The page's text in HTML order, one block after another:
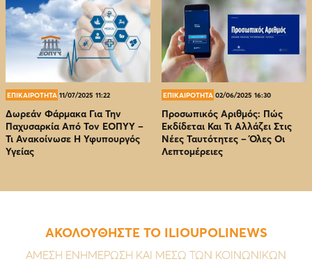
ΕΠΙΚΑΙΡΟΤΗΤΑ 11/07/2025 11:22
Δωρεάν Φάρμακα Για Την
Παχυσαρκία Από Τον EOΠΥΥ –
Τι Ανακοίνωσε Η Υφυπουργός
Υγείας
ΕΠΙΚΑΙΡΟΤΗΤΑ 02/06/2025 16:30
Προσωπικός Αριθμός: Πώς
Εκδίδεται Και Τι Αλλάζει Στις
Νέες Ταυτότητες – Όλες Οι
Λεπτομέρειες
ΑΚΟΛΟΥΘΗΣΤΕ ΤΟ ILIOUPOLINEWS
ΑΜΕΣΗ ΕΝΗΜΕΡΩΣΗ ΚΑΙ ΜΕΣΩ ΤΩΝ ΚΟΙΝΩΝΙΚΩΝ